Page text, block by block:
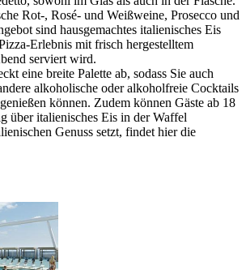
Rot-, Rosé- und Weißweine, Prosecco und
sind hausgemachtes italienisches Eis
Erlebnis mit frisch hergestelltem
serviert wird.
eine breite Palette ab, sodass Sie auch
alkoholische oder alkoholfreie Cocktails
können. Zudem können Gäste ab 18
über italienisches Eis in der Waffel
Genuss setzt, findet hier die